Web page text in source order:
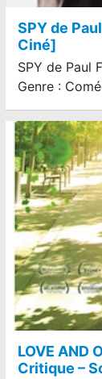
SPY de
Ciné]
SPY de Paul
Genre :
LOVE AND
Critique –